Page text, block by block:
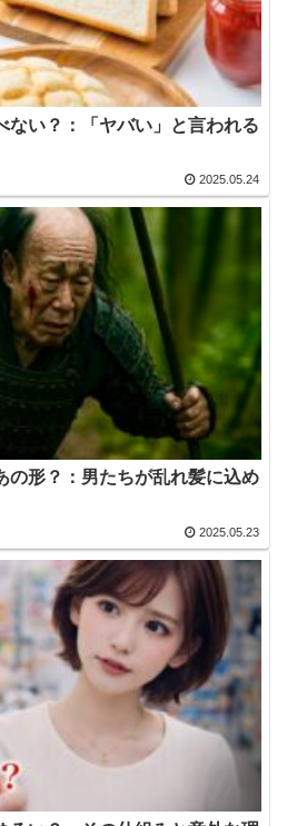
ない？：「ヤバい」と言われる
2025.05.24
の形？：男たちが乱れ髪に込め
2025.05.23